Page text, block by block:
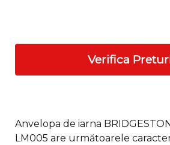
Verifica
Anvelopa de iarna
LM005 are următoarele